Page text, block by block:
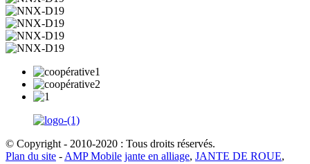
© Copyright - 2010-2020 : Tous droits réservés.
Plan du site - AMP Mobile jante en alliage, JANTE DE ROUE,